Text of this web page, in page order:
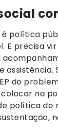
é política
E precisa
do
na
política de